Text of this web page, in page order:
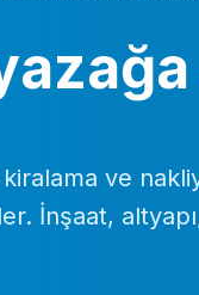
ve
İnşaat,